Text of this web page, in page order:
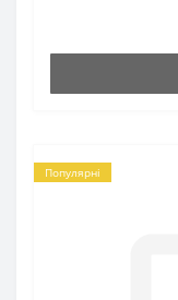
Популярні